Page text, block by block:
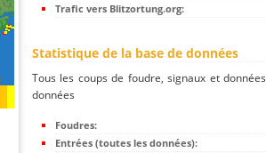
Trafic vers Blitzortung.org:
Statistique de la base de données
Tous les coups de foudre, signaux et
données
Foudres:
Entrées (toutes les données):